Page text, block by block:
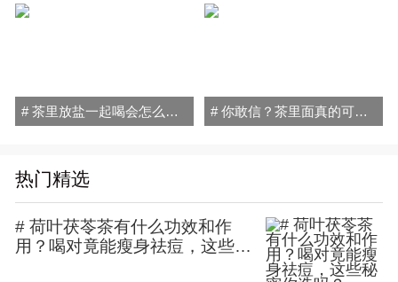
# 茶里放盐一起喝会怎么样？小心喝出"健康隐患"！ # 你敢信？茶里面真的可以放盐喝！原因和方法全在这
热门精选
# 荷叶茯苓茶有什么功效和作
用？喝对竟能瘦身祛痘，这些秘